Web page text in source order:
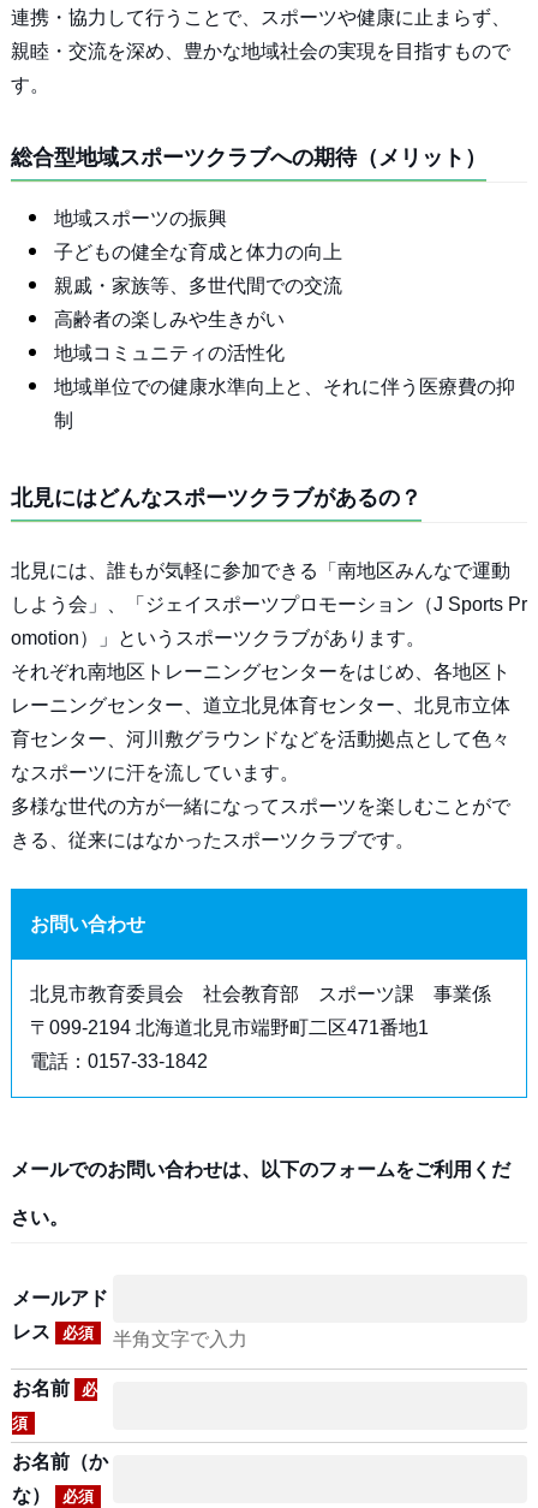
連携・協力して行うことで、スポーツや健康に止まらず、
親睦・交流を深め、豊かな地域社会の実現を目指すもので
す。
総合型地域スポーツクラブへの期待（メリット）
地域スポーツの振興
子どもの健全な育成と体力の向上
親戚・家族等、多世代間での交流
高齢者の楽しみや生きがい
地域コミュニティの活性化
地域単位での健康水準向上と、それに伴う医療費の抑
制
北見にはどんなスポーツクラブがあるの？
北見には、誰もが気軽に参加できる「南地区みんなで運動
しよう会」、「ジェイスポーツプロモーション（J Sports Pr
omotion）」というスポーツクラブがあります。
それぞれ南地区トレーニングセンターをはじめ、各地区ト
レーニングセンター、道立北見体育センター、北見市立体
育センター、河川敷グラウンドなどを活動拠点として色々
なスポーツに汗を流しています。
多様な世代の方が一緒になってスポーツを楽しむことがで
きる、従来にはなかったスポーツクラブです。
お問い合わせ
北見市教育委員会 社会教育部 スポーツ課 事業係
〒099-2194 北海道北見市端野町二区471番地1
電話：0157-33-1842
メールでのお問い合わせは、以下のフォームをご利用くだ
さい。
メールアド
レス
必須 半角文字で入力
お名前
必
須
お名前（か
な）
必須